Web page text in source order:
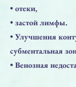
• отеки,
• застой лимфы.
• Улучшения
субментальная
• Венозная